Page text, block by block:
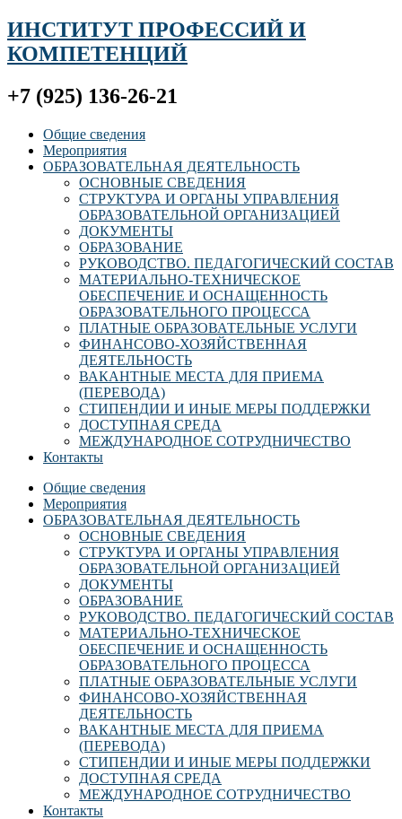
ИНСТИТУТ ПРОФЕССИЙ И
КОМПЕТЕНЦИЙ
+7 (925) 136-26-21
Общие сведения
Мероприятия
ОБРАЗОВАТЕЛЬНАЯ ДЕЯТЕЛЬНОСТЬ
ОСНОВНЫЕ СВЕДЕНИЯ
СТРУКТУРА И ОРГАНЫ УПРАВЛЕНИЯ
ОБРАЗОВАТЕЛЬНОЙ ОРГАНИЗАЦИЕЙ
ДОКУМЕНТЫ
ОБРАЗОВАНИЕ
РУКОВОДСТВО. ПЕДАГОГИЧЕСКИЙ СОСТАВ
МАТЕРИАЛЬНО-ТЕХНИЧЕСКОЕ
ОБЕСПЕЧЕНИЕ И ОСНАЩЕННОСТЬ
ОБРАЗОВАТЕЛЬНОГО ПРОЦЕССА
ПЛАТНЫЕ ОБРАЗОВАТЕЛЬНЫЕ УСЛУГИ
ФИНАНСОВО-ХОЗЯЙСТВЕННАЯ
ДЕЯТЕЛЬНОСТЬ
ВАКАНТНЫЕ МЕСТА ДЛЯ ПРИЕМА
(ПЕРЕВОДА)
СТИПЕНДИИ И ИНЫЕ МЕРЫ ПОДДЕРЖКИ
ДОСТУПНАЯ СРЕДА
МЕЖДУНАРОДНОЕ СОТРУДНИЧЕСТВО
Контакты
Общие сведения
Мероприятия
ОБРАЗОВАТЕЛЬНАЯ ДЕЯТЕЛЬНОСТЬ
ОСНОВНЫЕ СВЕДЕНИЯ
СТРУКТУРА И ОРГАНЫ УПРАВЛЕНИЯ
ОБРАЗОВАТЕЛЬНОЙ ОРГАНИЗАЦИЕЙ
ДОКУМЕНТЫ
ОБРАЗОВАНИЕ
РУКОВОДСТВО. ПЕДАГОГИЧЕСКИЙ СОСТАВ
МАТЕРИАЛЬНО-ТЕХНИЧЕСКОЕ
ОБЕСПЕЧЕНИЕ И ОСНАЩЕННОСТЬ
ОБРАЗОВАТЕЛЬНОГО ПРОЦЕССА
ПЛАТНЫЕ ОБРАЗОВАТЕЛЬНЫЕ УСЛУГИ
ФИНАНСОВО-ХОЗЯЙСТВЕННАЯ
ДЕЯТЕЛЬНОСТЬ
ВАКАНТНЫЕ МЕСТА ДЛЯ ПРИЕМА
(ПЕРЕВОДА)
СТИПЕНДИИ И ИНЫЕ МЕРЫ ПОДДЕРЖКИ
ДОСТУПНАЯ СРЕДА
МЕЖДУНАРОДНОЕ СОТРУДНИЧЕСТВО
Контакты